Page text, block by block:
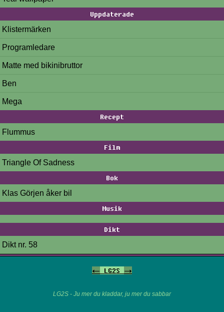
Uppdaterade
Klistermärken
Programledare
Matte med bikinibruttor
Ben
Mega
Recept
Flummus
Film
Triangle Of Sadness
Bok
Klas Görjen åker bil
Musik
Dikt
Dikt nr. 58
<- LG2S ->
LG2S - Ju mer du kladdar, ju mer du sabbar